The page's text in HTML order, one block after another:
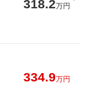
318.2万円
334.9万円